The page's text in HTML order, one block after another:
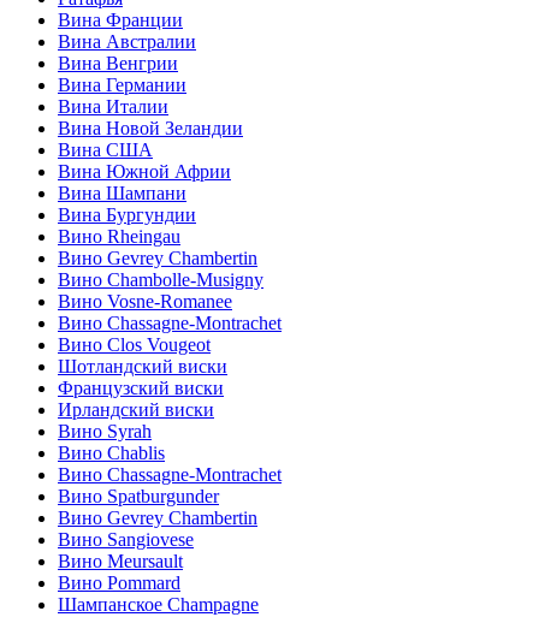
Вина Франции
Вина Австралии
Вина Венгрии
Вина Германии
Вина Италии
Вина Новой Зеландии
Вина США
Вина Южной Африи
Вина Шампани
Вина Бургундии
Вино Rheingau
Вино Gevrey Chambertin
Вино Chambolle-Musigny
Вино Vosne-Romanee
Вино Chassagne-Montrachet
Вино Clos Vougeot
Шотландский виски
Французский виски
Ирландский виски
Вино Syrah
Вино Chablis
Вино Chassagne-Montrachet
Вино Spatburgunder
Вино Gevrey Chambertin
Вино Sangiovese
Вино Meursault
Вино Pommard
Шампанское Champagne